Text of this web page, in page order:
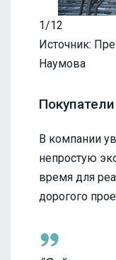
1/12
Источник:
Наумова
В компании
непростую
время для
дорогого